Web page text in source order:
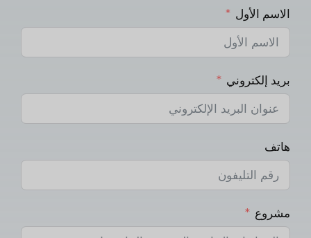
الاسم الأول
بريد إلكتروني
هاتف
مشروع